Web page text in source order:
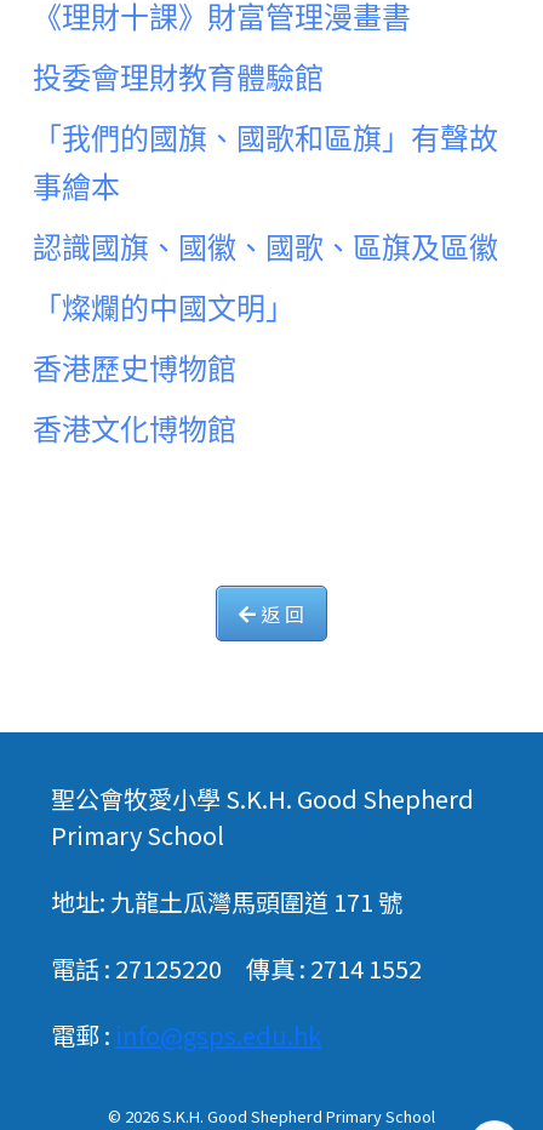
《理財十課》財富管理漫畫書
投委會理財教育體驗館
「我們的國旗、國歌和區旗」有聲故
事繪本
認識國旗、國徽、國歌、區旗及區徽
「燦爛的中國文明」
香港歷史博物館
香港文化博物館
返 回
聖公會牧愛小學 S.K.H. Good Shepherd
Primary School
地址: 九龍土瓜灣馬頭圍道 171 號
電話 : 27125220 傳真 : 2714 1552
電郵 : info@gsps.edu.hk
© 2026S.K.H. Good Shepherd Primary School